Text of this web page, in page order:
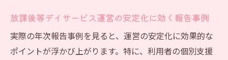
放課後等デイサービス運営の安定化に効く報告事例
実際の年次報告事例を見ると、運営の安定化に効果的な
ポイントが浮かび上がります。特に、利用者の個別支援